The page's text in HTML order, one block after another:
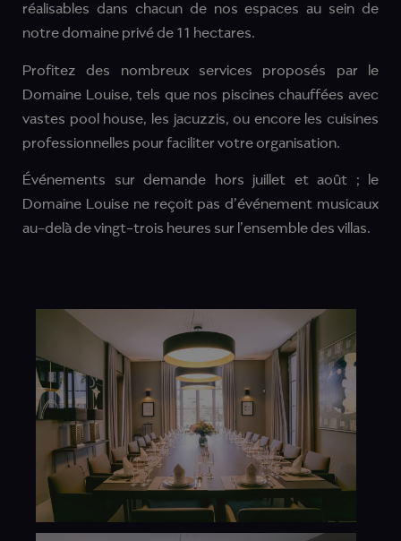
réalisables dans chacun de nos espaces au sein de
notre domaine privé de 11 hectares.
Profitez des nombreux services proposés par le
Domaine Louise, tels que nos piscines chauffées avec
vastes pool house, les jacuzzis, ou encore les cuisines
professionnelles pour faciliter votre organisation.
Événements sur demande hors juillet et août ; le
Domaine Louise ne reçoit pas d’événement musicaux
au-delà de vingt-trois heures sur l’ensemble des villas.